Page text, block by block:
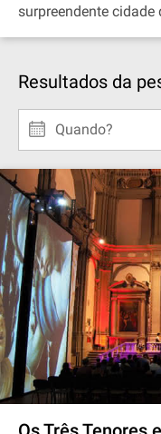
surpreendente cidade
Resultados da
Quando?